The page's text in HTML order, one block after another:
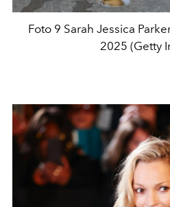
Foto 9 Sarah Jessica
2025 (Getty